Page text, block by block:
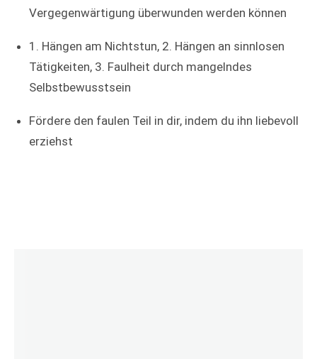
Vergegenwärtigung überwunden werden können
1. Hängen am Nichtstun, 2. Hängen an sinnlosen
Tätigkeiten, 3. Faulheit durch mangelndes
Selbstbewusstsein
Fördere den faulen Teil in dir, indem du ihn liebevoll
erziehst